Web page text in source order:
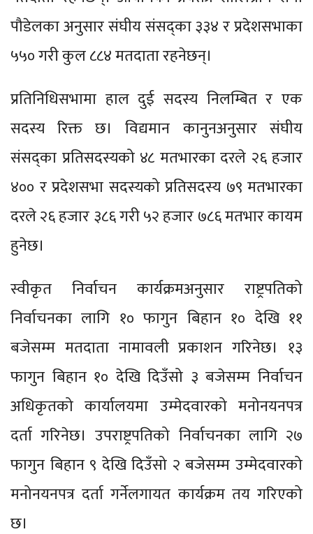
पौडेलका अनुसार संघीय संसद्का ३३४ र प्रदेशसभाका
५५० गरी कुल ८८४ मतदाता रहनेछन्।
प्रतिनिधिसभामा हाल दुई सदस्य निलम्बित र एक
सदस्य रिक्त छ। विद्यमान कानुनअनुसार संघीय
संसद्का प्रतिसदस्यको ४८ मतभारका दरले २६ हजार
४०० र प्रदेशसभा सदस्यको प्रतिसदस्य ७९ मतभारका
दरले २६ हजार ३८६ गरी ५२ हजार ७८६ मतभार कायम
हुनेछ।
स्वीकृत निर्वाचन कार्यक्रमअनुसार राष्ट्रपतिको
निर्वाचनका लागि १० फागुन बिहान १० देखि ११
बजेसम्म मतदाता नामावली प्रकाशन गरिनेछ। १३
फागुन बिहान १० देखि दिउँसो ३ बजेसम्म निर्वाचन
अधिकृतको कार्यालयमा उम्मेदवारको मनोनयनपत्र
दर्ता गरिनेछ। उपराष्ट्रपतिको निर्वाचनका लागि २७
फागुन बिहान ९ देखि दिउँसो २ बजेसम्म उम्मेदवारको
मनोनयनपत्र दर्ता गर्नेलगायत कार्यक्रम तय गरिएको
छ।